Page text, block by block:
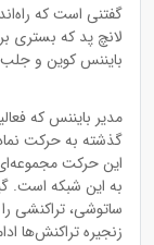
گفتنی است که
بایننس کوین و
مدیر بایننس که
این حرکت مجموعه‌ای
ساتوشی، تراکنشی
زنجیره تراکنش‌ها